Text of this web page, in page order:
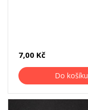
7,00 Kč
Do košíku